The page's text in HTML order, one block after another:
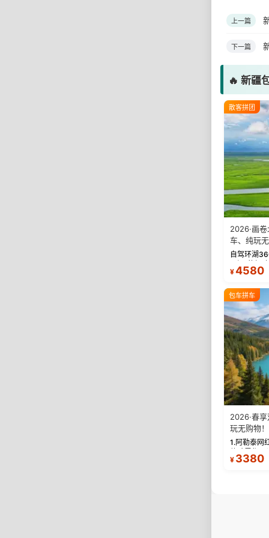
上一篇
下一篇
🔥 新疆
散客拼团
2026·画
车、纯玩
自驾环湖
眼泪”的极
9张精修美
¥4580
包车拼车
2026·春
玩无购物！
1.阿勒泰网
体验雪都
自驾赛里木
¥ 3380